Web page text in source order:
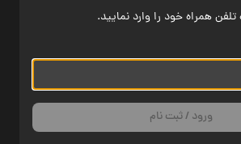
تلفن همراه خود را وارد نمایید.
ورود / ثبت نام